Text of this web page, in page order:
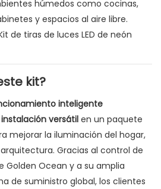
húmedos como cocinas,
y espacios al aire libre.
kit?
inteligente
instalación versátil en un paquete
mejorar la iluminación del hogar,
Gracias al control de
Golden Ocean y a su amplia
de suministro global, los clientes